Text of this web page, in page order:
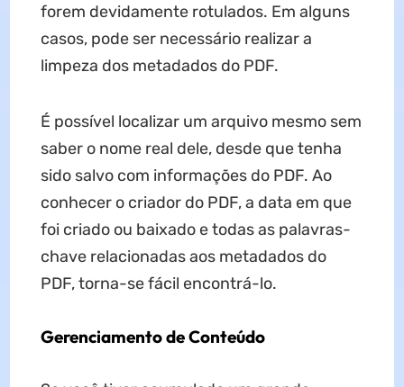
forem devidamente rotulados. Em alguns
casos, pode ser necessário realizar a
limpeza dos metadados do PDF.
É possível localizar um arquivo mesmo sem
saber o nome real dele, desde que tenha
sido salvo com informações do PDF. Ao
conhecer o criador do PDF, a data em que
foi criado ou baixado e todas as palavras-
chave relacionadas aos metadados do
PDF, torna-se fácil encontrá-lo.
Gerenciamento de Conteúdo